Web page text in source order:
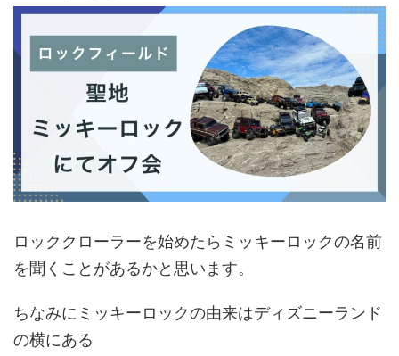
ロッククローラーを始めたらミッキーロックの名前
を聞くことがあるかと思います。
ちなみにミッキーロックの由来はディズニーランド
の横にある